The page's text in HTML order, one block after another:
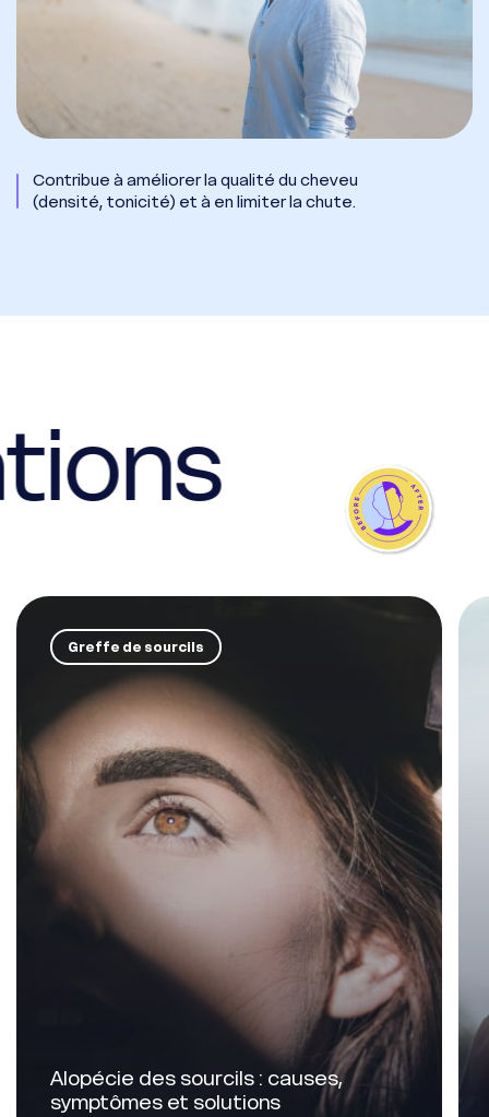
Contribue à améliorer la qualité du cheveu
(densité, tonicité) et à en limiter la chute.
Greffe de sourcils
Alopécie des sourcils : causes,
symptômes et solutions